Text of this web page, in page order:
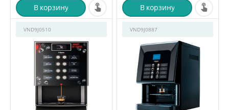
В корзину В корзину
VND9J0510 VND9J0887